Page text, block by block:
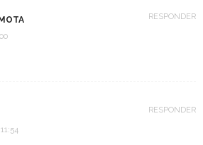
RESPONDER
RESPONDER